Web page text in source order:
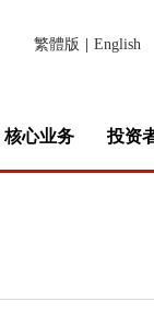
繁體版 English
核心业务 投资